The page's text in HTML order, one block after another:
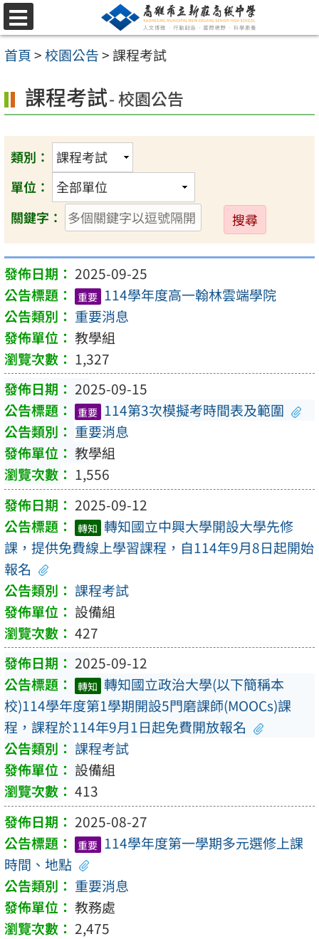
跳
至
主
內
容
區
選
單
首頁>校園公告>課程考試
課程考試- 校園公告
類別：
單位：
關鍵字：
送
出
2025-09-25
重要 114學年度高一翰林雲端學院
重要消息
教學組
1,327
2025-09-15
重要 114第3次模擬考時間表及範圍
重要消息
教學組
1,556
2025-09-12
轉知 轉知國立中興大學開設大學先修
課，提供免費線上學習課程，自114年9月8日起開始
報名
課程考試
設備組
427
2025-09-12
轉知 轉知國立政治大學(以下簡稱本
校)114學年度第1學期開設5門磨課師(MOOCs)課
程，課程於114年9月1日起免費開放報名
課程考試
設備組
413
2025-08-27
重要 114學年度第一學期多元選修上課
時間、地點
重要消息
教務處
2,475